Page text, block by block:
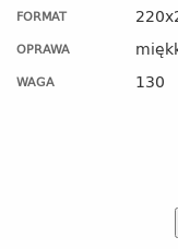
FORMAT
OPRAWA
WAGA 130